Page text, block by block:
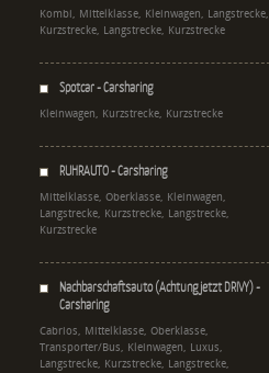
Kombi, Mittelklasse, Kleinwagen, Langstrecke,
Kurzstrecke, Langstrecke, Kurzstrecke
Spotcar - Carsharing
Kleinwagen, Kurzstrecke, Kurzstrecke
RUHRAUTO - Carsharing
Mittelklasse, Oberklasse, Kleinwagen,
Langstrecke, Kurzstrecke, Langstrecke,
Kurzstrecke
Nachbarschaftsauto (Achtung jetzt DRIVY) -
Carsharing
Cabrios, Mittelklasse, Oberklasse,
Transporter/Bus, Kleinwagen, Luxus,
Langstrecke, Kurzstrecke, Langstrecke,